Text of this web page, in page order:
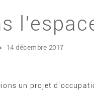
14 décembre 2017
un projet